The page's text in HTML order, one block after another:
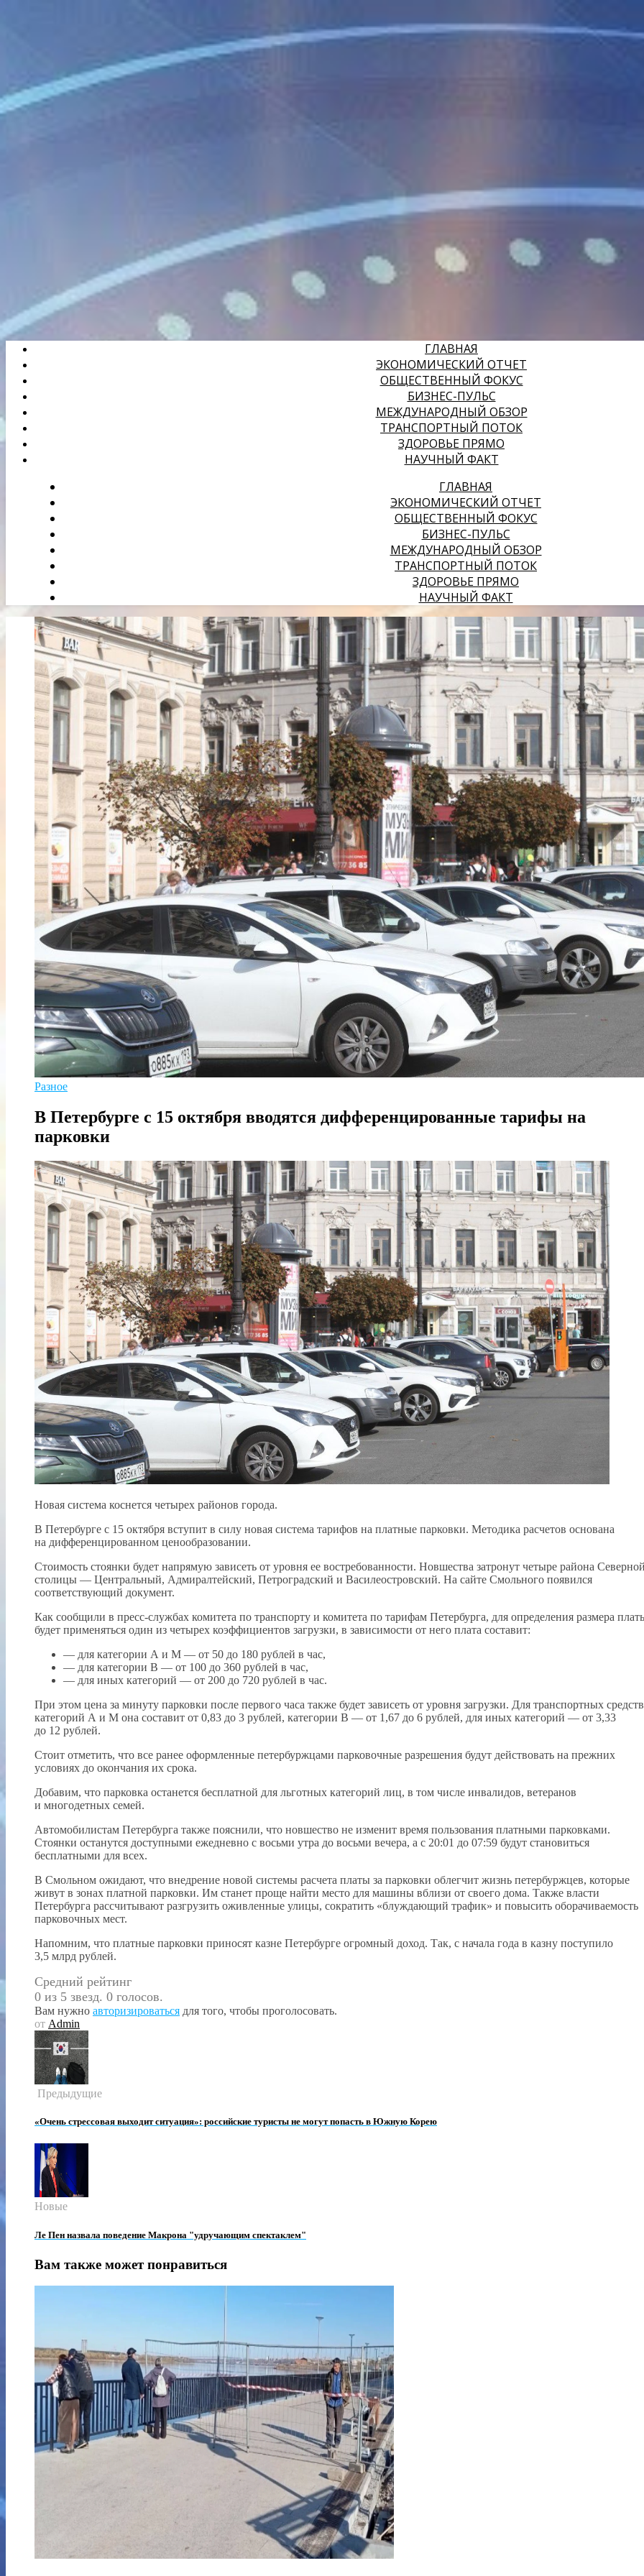
ГЛАВНАЯ
ЭКОНОМИЧЕСКИЙ ОТЧЕТ
ОБЩЕСТВЕННЫЙ ФОКУС
БИЗНЕС-ПУЛЬС
МЕЖДУНАРОДНЫЙ ОБЗОР
ТРАНСПОРТНЫЙ ПОТОК
ЗДОРОВЬЕ ПРЯМО
НАУЧНЫЙ ФАКТ
ГЛАВНАЯ
ЭКОНОМИЧЕСКИЙ ОТЧЕТ
ОБЩЕСТВЕННЫЙ ФОКУС
БИЗНЕС-ПУЛЬС
МЕЖДУНАРОДНЫЙ ОБЗОР
ТРАНСПОРТНЫЙ ПОТОК
ЗДОРОВЬЕ ПРЯМО
НАУЧНЫЙ ФАКТ
Разное
В Петербурге с 15 октября вводятся дифференцированные тарифы на
парковки
Новая система коснется четырех районов города.
В Петербурге с 15 октября вступит в силу новая система тарифов на платные парковки. Методика расчетов основана
на дифференцированном ценообразовании.
Стоимость стоянки будет напрямую зависеть от уровня ее востребованности. Новшества затронут четыре района
столицы — Центральный, Адмиралтейский, Петроградский и Василеостровский. На сайте Смольного появился
соответствующий документ.
Как сообщили в пресс-службах комитета по транспорту и комитета по тарифам Петербурга, для определения размера
будет применяться один из четырех коэффициентов загрузки, в зависимости от него плата составит:
— для категории А и М — от 50 до 180 рублей в час,
— для категории В — от 100 до 360 рублей в час,
— для иных категорий — от 200 до 720 рублей в час.
При этом цена за минуту парковки после первого часа также будет зависеть от уровня загрузки. Для транспортных средств
категорий А и М она составит от 0,83 до 3 рублей, категории В — от 1,67 до 6 рублей, для иных категорий — от 3,33
до 12 рублей.
Стоит отметить, что все ранее оформленные петербуржцами парковочные разрешения будут действовать на прежних
условиях до окончания их срока.
Добавим, что парковка останется бесплатной для льготных категорий лиц, в том числе инвалидов, ветеранов
и многодетных семей.
Автомобилистам Петербурга также пояснили, что новшество не изменит время пользования платными парковками.
Стоянки останутся доступными ежедневно с восьми утра до восьми вечера, а с 20:01 до 07:59 будут становиться
бесплатными для всех.
В Смольном ожидают, что внедрение новой системы расчета платы за парковки облегчит жизнь петербуржцев, которые
живут в зонах платной парковки. Им станет проще найти место для машины вблизи от своего дома. Также власти
Петербурга рассчитывают разгрузить оживленные улицы, сократить «блуждающий трафик» и повысить оборачиваемость
парковочных мест.
Напомним, что платные парковки приносят казне Петербурге огромный доход. Так, с начала года в казну поступило
3,5 млрд рублей.
Средний рейтинг
0 из 5 звезд. 0 голосов.
Вам нужно авторизироваться для того, чтобы проголосовать.
от Admin
Предыдущие
«Очень стрессовая выходит ситуация»: российские туристы не могут попасть в Южную Корею
Новые
Ле Пен назвала поведение Макрона "удручающим спектаклем"
Вам также может понравиться